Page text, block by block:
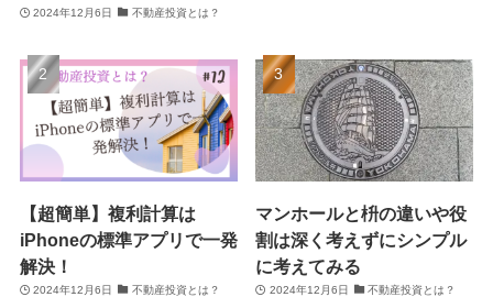
2024年12月6日 不動産投資とは？
【超簡単】複利計算は
iPhoneの標準アプリで一発
解決！
2024年12月6日 不動産投資とは？
マンホールと枡の違いや役
割は深く考えずにシンプル
に考えてみる
2024年12月6日 不動産投資とは？